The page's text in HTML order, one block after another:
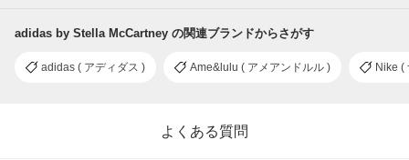
adidas by Stella McCartney の関連ブランドからさがす
adidas ( アディダス ) Ame&lulu ( アメアンドルル ) Nike (
よくある質問